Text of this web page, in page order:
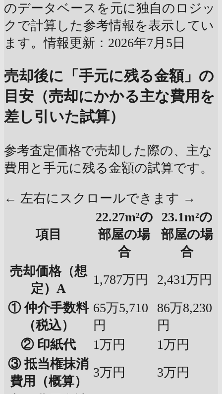
のデータベースを元に独自のロジッ
クで計算した参考情報を表示してい
ます。情報更新：2026年7月5日
売却後に「手元に残る金額」の
目安（売却にかかる主な費用を
差し引いた試算）
参考査定価格で売却した際の、主な
費用と手元に残る金額の試算です。
← 左右にスクロールできます →
項目
22.27m²の
部屋の場
合
23.1m²の
部屋の場
合
売却価格（想
定）A
1,787万円
2,431万円
① 仲介手数料
（税込）
65万5,710
円
86万8,230
円
② 印紙代
1万円
1万円
③ 抵当権抹消
費用（概算）
3万円
3万円